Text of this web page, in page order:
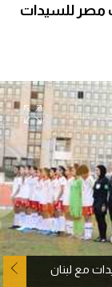
مصر للسيدات
مع لبنان